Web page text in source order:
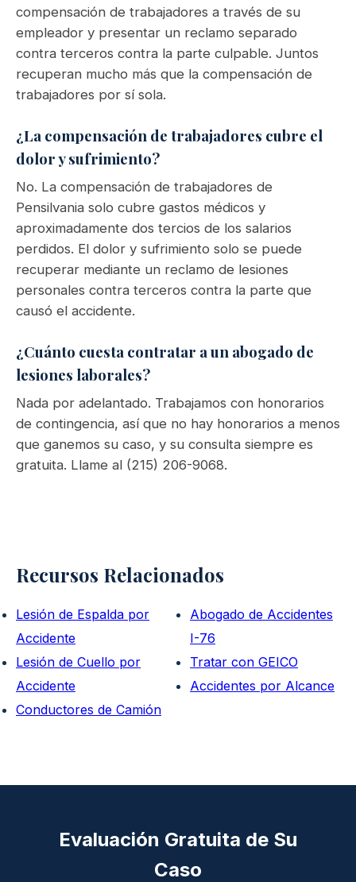
compensación de trabajadores a través de su
empleador y presentar un reclamo separado
contra terceros contra la parte culpable. Juntos
recuperan mucho más que la compensación de
trabajadores por sí sola.
¿La compensación de trabajadores cubre el
dolor y sufrimiento?
No. La compensación de trabajadores de
Pensilvania solo cubre gastos médicos y
aproximadamente dos tercios de los salarios
perdidos. El dolor y sufrimiento solo se puede
recuperar mediante un reclamo de lesiones
personales contra terceros contra la parte que
causó el accidente.
¿Cuánto cuesta contratar a un abogado de
lesiones laborales?
Nada por adelantado. Trabajamos con honorarios
de contingencia, así que no hay honorarios a menos
que ganemos su caso, y su consulta siempre es
gratuita. Llame al (215) 206-9068.
Recursos Relacionados
Lesión de Espalda por
Accidente
Lesión de Cuello por
Accidente
Conductores de Camión
Abogado de Accidentes
I-76
Tratar con GEICO
Accidentes por Alcance
Evaluación Gratuita de Su
Caso